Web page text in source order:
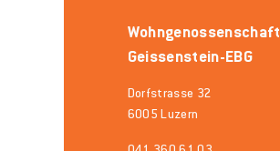
Wohngenossenschaft
Geissenstein-EBG
Dorfstrasse 32
6005 Luzern